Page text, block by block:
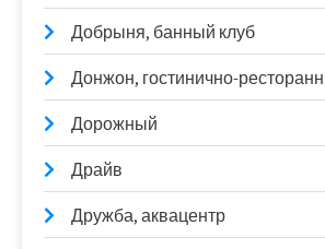
Добрыня, банный клуб
Донжон, гостинично-
Дорожный
Драйв
Дружба, аквацентр